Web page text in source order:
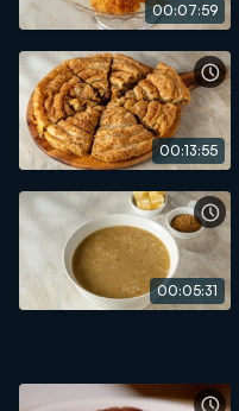
00:07:59
00:13:55
00:05:31